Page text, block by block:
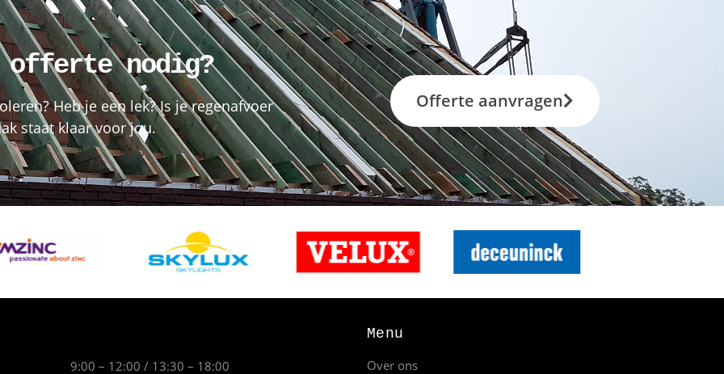
offerte nodig?
Heb je een lek? Is je regenafvoer
staat klaar voor jou.
Offerte aanvragen
9:00 – 12:00 / 13:30 – 18:00
Menu
Over ons